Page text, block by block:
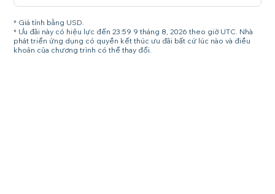
* Giá tính bằng USD.
* Ưu đãi này có hiệu lực đến 23:59 9 tháng 8, 2026 theo giờ UTC. Nhà
phát triển ứng dụng có quyền kết thúc ưu đãi bất cứ lúc nào và điều
khoản của chương trình có thể thay đổi.